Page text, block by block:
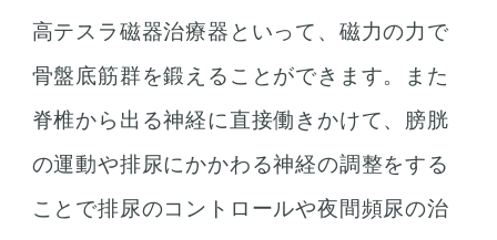
高テスラ磁器治療器といって、磁力の力で
骨盤底筋群を鍛えることができます。また
脊椎から出る神経に直接働きかけて、膀胱
の運動や排尿にかかわる神経の調整をする
ことで排尿のコントロールや夜間頻尿の治